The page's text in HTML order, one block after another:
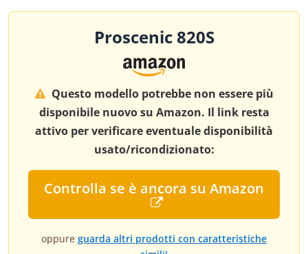
Proscenic 820S
Questo modello potrebbe non essere più
disponibile nuovo su Amazon. Il link resta
attivo per verificare eventuale disponibilità
usato/ricondizionato:
Controlla se è ancora su Amazon
oppure guarda altri prodotti con caratteristiche